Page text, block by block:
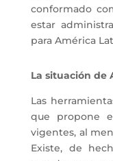
conformado
estar
para América
La situación de
Las
que propone
vigentes, al
Existe, de